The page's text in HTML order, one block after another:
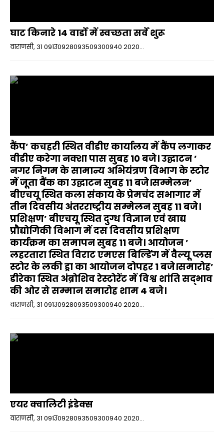
घाट किनारे 14 वार्डो में स्वच्छता सर्वे शुरू
वाराणसी, 31 091उ0928093509300940 2020...
कैंप’ कचहरी स्थित वीडीए कार्यालय में कैंप लगाकर
वीडीए करेगा नक्शा पास सुबह 10 बजे। उद्घाटन ’
नगर निगम के सामान्य अभियंत्रण विभाग के स्टोर
में जूता बैंक का उद्घाटन सुबह 11 बजे।सम्मेलन’
बीएचयू स्थित कला संकाय के प्रेमचंद सभागार में
तीन दिवसीय अंतरराष्ट्रीय सम्मेलन सुबह 11 बजे।
प्रशिक्षण’ बीएचयू स्थित दुग्ध विज्ञान एवं खाद्य
प्रौद्योगिकी विभाग में दस दिवसीय प्रशिक्षण
कार्यक्रम का समापन सुबह 11 बजे। आयोजन ’
लहरतारा स्थित विराट एमएस बिल्डिंग में वैल्यू प्लस
स्टोर के लकी ड्रा का आयोजन दोपहर 1 बजे।समारोह’
डीरेका स्थित अंब्रोशिव रेस्टोरेंट में विश्व शांति सद्भाव
की ओर से सम्मान समारोह शाम 4 बजे।
वाराणसी, 31 091उ0928093509300940 2020...
एयर क्वालिटी इंडेक्स
वाराणसी, 31 091उ0928093509300940 2020...